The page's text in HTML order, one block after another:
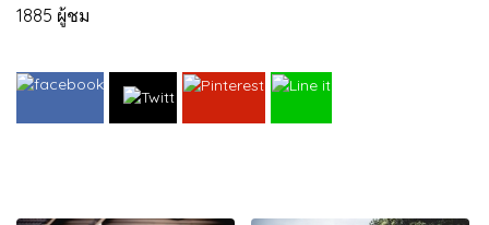
1885 ผู้ชม